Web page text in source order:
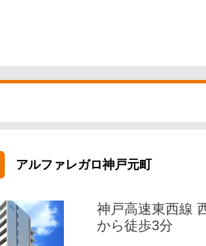
アルファレガロ神戸元町
神戸高速東西線
から徒歩3分